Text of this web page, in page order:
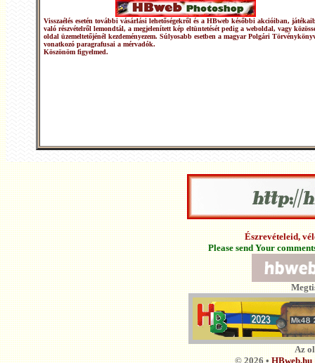
Visszaélés esetén további vásárlási lehetőségekről és a HBweb későbbi akcióiban,
való részvételről lemondtál, a megjelenített kép eltüntetését pedig a weboldal, vagy
oldal üzemeltetőjénél kezdeményezem. Súlyosabb esetben a magyar Polgári
vonatkozó paragrafusai a mérvadók.
Köszönöm figyelmed.
Észrevételeid,
Please send Your
Az
© 2026 •HBweb.hu